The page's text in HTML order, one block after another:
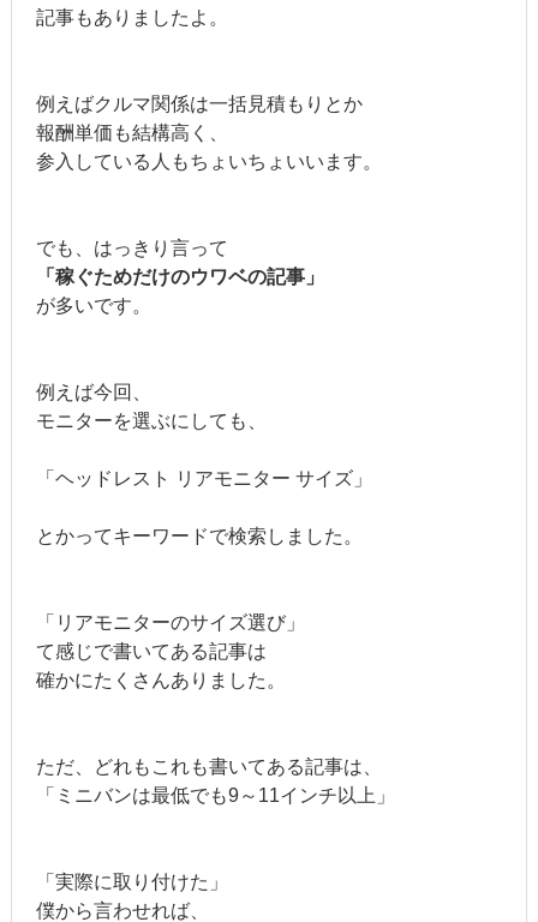
記事もありましたよ。
例えばクルマ関係は一括見積もりとか
報酬単価も結構高く、
参入している人もちょいちょいいます。
でも、はっきり言って
「稼ぐためだけのウワベの記事」
が多いです。
例えば今回、
モニターを選ぶにしても、
「ヘッドレスト リアモニター サイズ」
とかってキーワードで検索しました。
「リアモニターのサイズ選び」
て感じで書いてある記事は
確かにたくさんありました。
ただ、どれもこれも書いてある記事は、
「ミニバンは最低でも9～11インチ以上」
「実際に取り付けた」
僕から言わせれば、